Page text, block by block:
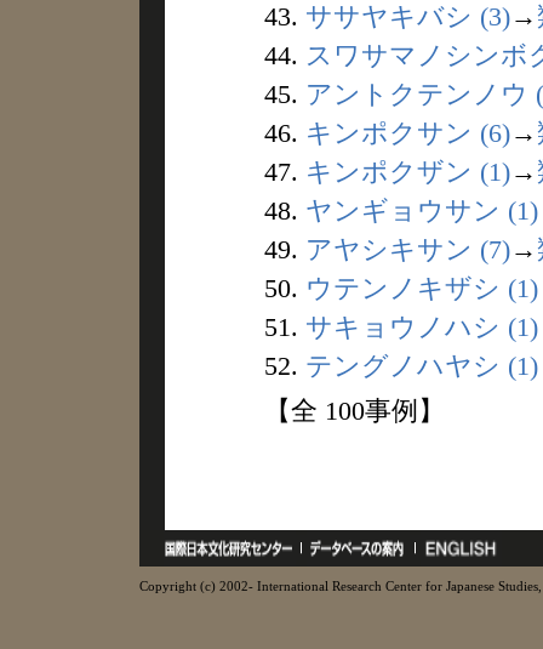
43. ササヤキバシ (3)→
44. スワサマノシンボ
45. アントクテンノウ
46. キンポクサン (6)→
47. キンポクザン (1)→
48. ヤンギョウサン (1)
49. アヤシキサン (7)→
50. ウテンノキザシ (1)
51. サキョウノハシ (1)
52. テングノハヤシ (1)
【全 100事例】
Copyright (c) 2002- International Research Center for Japanese